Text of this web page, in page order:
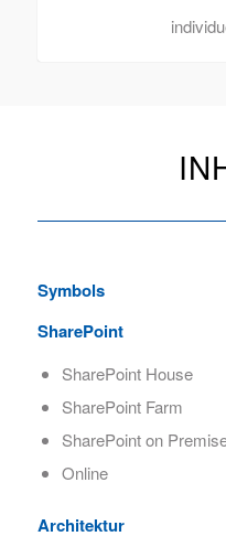
Symbols
SharePoint
SharePoint House
SharePoint Farm
SharePoint on
Online
Architektur